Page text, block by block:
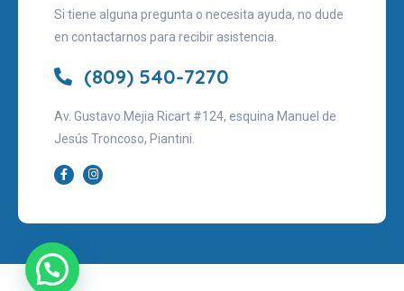
Si tiene alguna pregunta o necesita ayuda, no dude
en contactarnos para recibir asistencia.
(809) 540-7270
Av. Gustavo Mejia Ricart #124, esquina Manuel de
Jesús Troncoso, Piantini.